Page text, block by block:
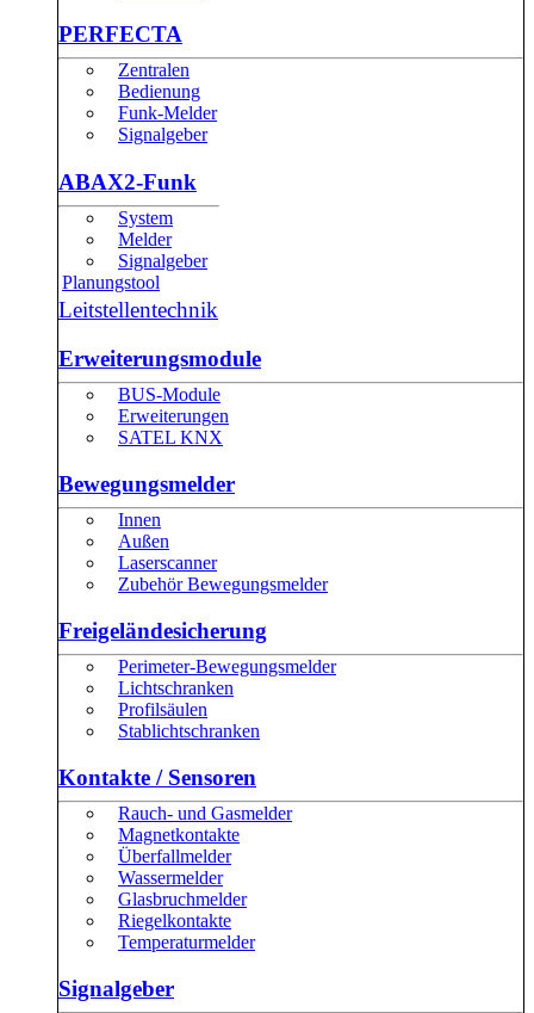
PERFECTA
Zentralen
Bedienung
Funk-Melder
Signalgeber
ABAX2-Funk
System
Melder
Signalgeber
Planungstool
Leitstellentechnik
Erweiterungsmodule
BUS-Module
Erweiterungen
SATEL KNX
Bewegungsmelder
Innen
Außen
Laserscanner
Zubehör Bewegungsmelder
Freigeländesicherung
Perimeter-Bewegungsmelder
Lichtschranken
Profilsäulen
Stablichtschranken
Kontakte / Sensoren
Rauch- und Gasmelder
Magnetkontakte
Überfallmelder
Wassermelder
Glasbruchmelder
Riegelkontakte
Temperaturmelder
Signalgeber